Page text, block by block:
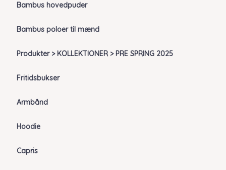
Bambus hovedpuder
Bambus poloer til mænd
Produkter > KOLLEKTIONER > PRE SPRING 2025
Fritidsbukser
Armbånd
Hoodie
Capris